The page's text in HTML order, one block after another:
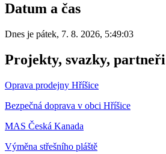
Datum a čas
Dnes je pátek, 7. 8. 2026, 5:49:03
Projekty, svazky, partneři
Oprava prodejny Hříšice
Bezpečná doprava v obci Hříšice
MAS Česká Kanada
Výměna střešního pláště